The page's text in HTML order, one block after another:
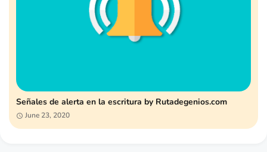
Señales de alerta en la escritura by Rutadegenios.com
June 23, 2020